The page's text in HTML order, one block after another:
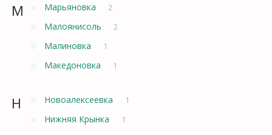
М Марьяновка 2
Малоянисоль 2
Малиновка 1
Македоновка 1
Н Новоалексеевка 1
Нижняя Крынка 1